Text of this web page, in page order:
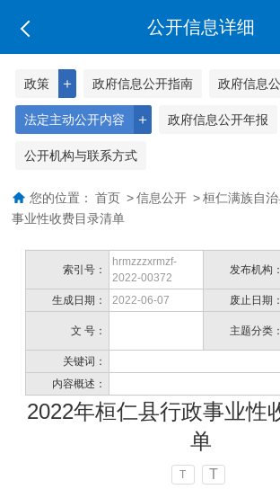
公开信息详细
＋
政策 政府信息公开指南 政府信息
＋
法定主动公开内容 政府信息公开年报
公开机构与联系方式
您的位置： 首页 > 信息公开 > 桓仁满族自
事业性收费目录清单
索引号：
hrmzzzxrmzf-
2022-00372
发布机构：
生成日期： 2022-06-07 废止日期：
文 号： 主题分类：
关键词：
内容概述：
2022年桓仁县行政事业性
单
T T